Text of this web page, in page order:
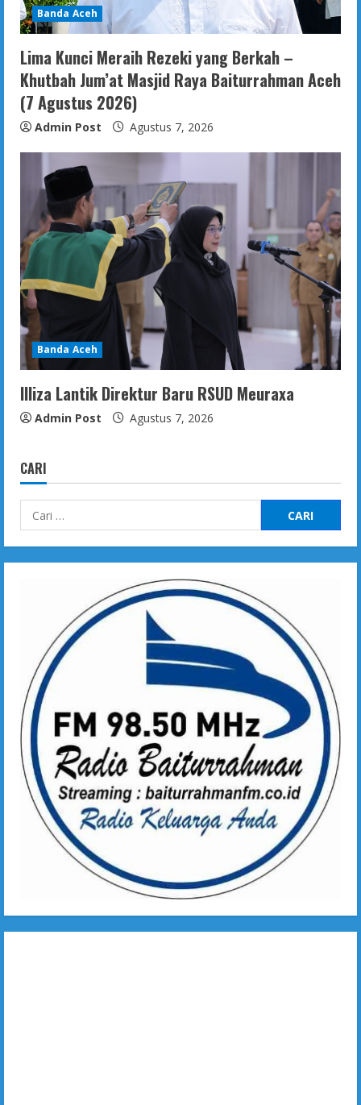
Banda Aceh
Lima Kunci Meraih Rezeki yang Berkah –
Khutbah Jum’at Masjid Raya Baiturrahman Aceh
(7 Agustus 2026)
Admin Post Agustus 7, 2026
Banda Aceh
Illiza Lantik Direktur Baru RSUD Meuraxa
Admin Post Agustus 7, 2026
CARI
Cari
untuk: